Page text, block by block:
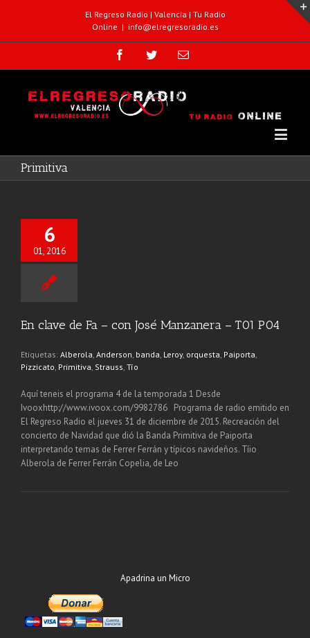
El Regreso Radio | Valencia | Tu Radio
Online | info@elregresoradio.es
Primitiva
6
01, 2016
En clave de Fa – con José Manzanera – T01 P04
Etiquetas: Alberola Anderson banda Leroy, orquesta Paiporta
Pizzicato Primitiva Strauss Tío
Aquí teneis el programa 4 de la temporada 1 Desde
Ivooxhttp://www.ivoox.com/9982786 Programa de radio emitido en
El Regreso Radio el jueves 31 de diciembre de 2015. Recreación del
concierto de Navidad que dió la Banda Primitiva de Paiporta
interpretando temas de Ferrer Ferrán y típicos navideños. Tíio
Alberola de Ferrer Ferrán Copelia, de Leo
Apadrina un Micro